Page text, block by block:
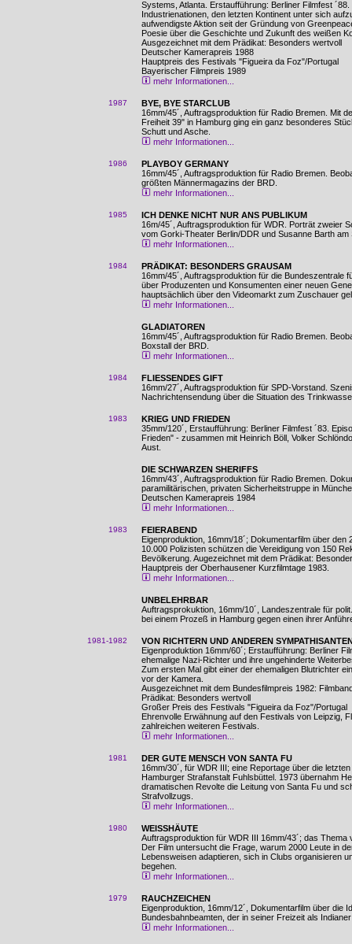
Systems, Atlanta. Erstaufführung: Berliner Filmfest
Industrienationen, den letzten Kontinent unter sich
aufwendigste Aktion seit der Gründung von
Poesie über die Geschichte und Zukunft des weißen
Ausgezeichnet mit dem Prädikat: Besonders wertvoll
Deutscher Kamerapreis 1988
Hauptpreis des Festivals "Figueira da Foz"/Portugal
Bayerischer Filmpreis 1989
mehr Informationen...
1987
BYE, BYE STARCLUB
16mm/45´, Auftragsproduktion für Radio Bremen. Mit
Freiheit 39" in Hamburg ging ein ganz besonderes
Schutt und Asche.
mehr Informationen...
1986
PLAYBOY GERMANY
16mm/45´, Auftragsproduktion für Radio Bremen.
größten Männermagazins der BRD.
mehr Informationen...
1985
ICH DENKE NICHT NUR ANS PUBLIKUM
16m/45´, Auftragsproduktion für WDR. Porträt zweier
vom Gorki-Theater Berlin/DDR und Susanne Barth am
mehr Informationen...
1984
PRÄDIKAT: BESONDERS GRAUSAM
16mm/45´, Auftragsproduktion für die Bundeszentrale
über Produzenten und Konsumenten einer neuen
hauptsächlich über den Videomarkt zum Zuschauer
mehr Informationen...
GLADIATOREN
16mm/45´, Auftragsproduktion für Radio Bremen.
Boxstall der BRD.
mehr Informationen...
1984
FLIESSENDES GIFT
16mm/27´, Auftragsproduktion für SPD-Vorstand.
Nachrichtensendung über die Situation des
1983
KRIEG UND FRIEDEN
35mm/120´, Erstaufführung: Berliner Filmfest ´83.
Frieden" - zusammen mit Heinrich Böll, Volker
Aust.
DIE SCHWARZEN SHERIFFS
16mm/43´, Auftragsproduktion für Radio Bremen.
paramilitärischen, privaten Sicherheitstruppe in
Deutschen Kamerapreis 1984
mehr Informationen...
1983
FEIERABEND
Eigenproduktion, 16mm/18´; Dokumentarfilm über
10.000 Polizisten schützen die Vereidigung von 150
Bevölkerung. Augezeichnet mit dem Prädikat:
Hauptpreis der Oberhausener Kurzfilmtage 1983.
mehr Informationen...
UNBELEHRBAR
Auftragsprokuktion, 16mm/10´, Landeszentrale für
bei einem Prozeß in Hamburg gegen einen ihrer
1981-1982
VON RICHTERN UND ANDEREN
Eigenproduktion 16mm/60´; Erstaufführung: Berliner
ehemalige Nazi-Richter und ihre ungehinderte
Zum ersten Mal gibt einer der ehemaligen Blutrichter
vor der Kamera.
Ausgezeichnet mit dem Bundesfilmpreis 1982:
Prädikat: Besonders wertvoll
Großer Preis des Festivals "Figueira da Foz"/Portugal
Ehrenvolle Erwähnung auf den Festivals von Leipzig,
zahlreichen weiteren Festivals.
mehr Informationen...
1981
DER GUTE MENSCH VON SANTA FU
16mm/30´, für WDR III; eine Reportage über die
Hamburger Strafanstalt Fuhlsbüttel. 1973 übernahm
dramatischen Revolte die Leitung von Santa Fu und
Strafvollzugs.
mehr Informationen...
1980
WEISSHÄUTE
Auftragsproduktion für WDR III 16mm/43´; das
Der Film untersucht die Frage, warum 2000 Leute in
Lebensweisen adaptieren, sich in Clubs organisieren
begehen.
mehr Informationen...
1979
RAUCHZEICHEN
Eigenproduktion, 16mm/12´, Dokumentarfilm über die
Bundesbahnbeamten, der in seiner Freizeit als
mehr Informationen...